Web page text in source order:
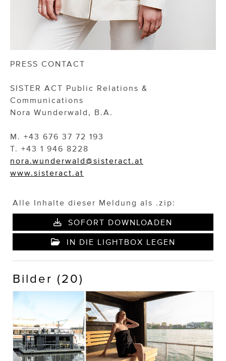
PRESS CONTACT
SISTER ACT Public Relations &
Communications
Nora Wunderwald, B.A.
M. +43 676 37 72 193
T. +43 1 946 8228
nora.wunderwald@sisteract.at
www.sisteract.at
Alle Inhalte dieser Meldung als .zip:
SOFORT DOWNLOADEN
IN DIE LIGHTBOX LEGEN
Bilder (20)